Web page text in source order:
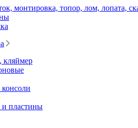
монтировка, топор, лом, лопата,
кляймер
и пластины